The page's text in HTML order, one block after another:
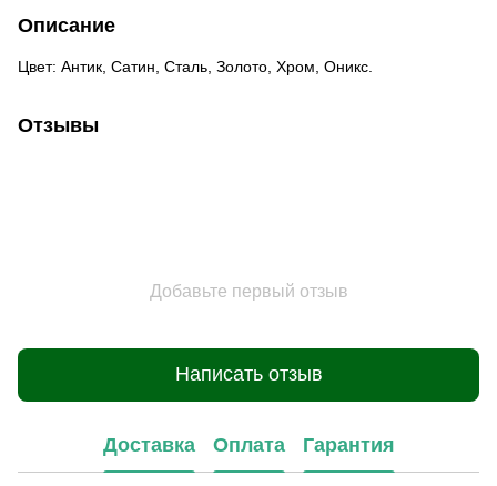
Описание
Цвет: Антик, Сатин, Сталь, Золото, Хром, Оникс.
Отзывы
Добавьте первый отзыв
Написать отзыв
Доставка Оплата Гарантия